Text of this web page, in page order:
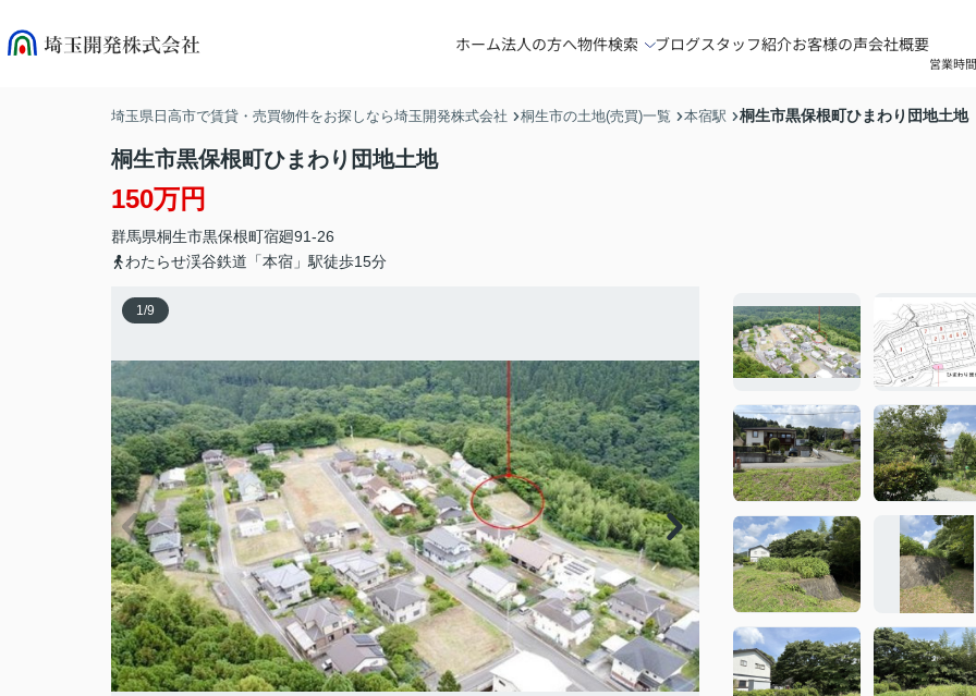
ホーム法人の方へ物件検索 ブログスタッフ紹介お客様の声会社概要
営業時
埼玉県日高市で賃貸・売買物件をお探しなら埼玉開発株式会社 桐生市の土地(売買)一覧 本宿駅 桐生市黒保根町ひまわり団地土地
桐生市黒保根町ひまわり団地土地
150万円
群馬県桐生市黒保根町宿廻91-26
わたらせ渓谷鉄道「本宿」駅徒歩15分
1/9